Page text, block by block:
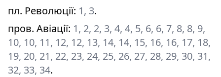
пл. Революції: 1, 3.
пров. Авіації: 1, 2, 2, 3, 4, 4, 5, 6, 6, 7, 8, 8, 9,
10, 10, 11, 12, 12, 13, 14, 14, 15, 16, 16, 17, 18,
19, 20, 21, 22, 23, 24, 25, 26, 27, 28, 29, 30, 31,
32, 33, 34.